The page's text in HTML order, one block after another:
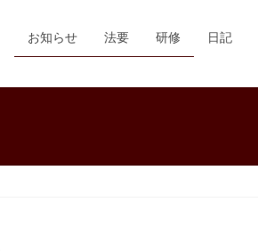
お知らせ 法要 研修 日記